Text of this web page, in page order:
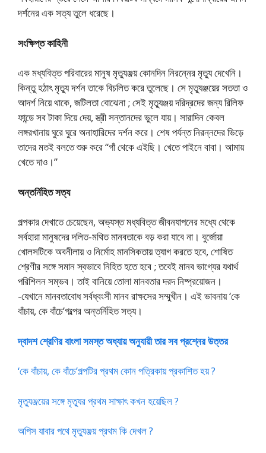
দর্শনের এক সত্য তুলে ধরেছে।
সংক্ষিপ্ত কাহিনী
এক মধ্যবিত্ত পরিবারের মানুষ মৃত্যুঞ্জয় কোনদিন নিরন্নের মৃত্যু দেখেনি।
কিন্তু হঠাৎ মৃত্যু দর্শন তাকে বিচলিত করে তুলেছে। সে মৃত্যুঞ্জয়ের সততা ও
আদর্শ নিয়ে থাকে, জটিলতা বোঝেনা ; সেই মৃত্যুঞ্জয় দরিদ্রদের জন্য রিলিফ
ফান্ডে সব টাকা দিয়ে দেয়, স্ত্রী সন্তানদের ভুলে যায়। সারাদিন কেবল
লঙ্গরখানায় ঘুরে ঘুরে অনাহারিদের দর্শন করে। শেষ পর্যন্ত নিরন্নদের ভিড়ে
তাদের মতই বলতে শুরু করে “গাঁ থেকে এইছি। খেতে পাইনে বাবা। আমায়
খেতে দাও।”
অন্তর্নিহিত সত্য
গল্পকার দেখাতে চেয়েছেন, অভ্যস্ত মধ্যবিত্ত জীবনযাপনের মধ্যে থেকে
সর্বহারা মানুষদের দলিত-মথিত মানবতাকে বড় করা যাবে না। বুর্জোয়া
খোলসটিকে অবনীলায় ও নির্মোহ মানসিকতায় ত্যাগ করতে হবে, শোষিত
শ্রেণীর সঙ্গে সমান স্বভাবে নিহিত হতে হবে ; তবেই মানব ভাগ্যের যথার্থ
পরিশিলন সম্ভব। তাই বানিয়ে তোলা মানবতার দরদ নিষ্প্রয়োজন।
-যেখানে মানবতাবোধ সর্বধ্বংসী মানব রাক্ষসের সম্মুখীন। এই ভাবনায় ‘কে
বাঁচায়, কে বাঁচে’গল্পের অন্তর্নিহিত সত্য।
দ্বাদশ শ্রেণির বাংলা সমস্ত অধ্যায় অনুযায়ী তার সব প্রশ্নের উত্তর
‘কে বাঁচায়, কে বাঁচে’গল্পটির প্রথম কোন পত্রিকায় প্রকাশিত হয় ?
মৃত্যুঞ্জয়ের সঙ্গে মৃত্যুর প্রথম সাক্ষাৎ কখন হয়েছিল ?
অপিস যাবার পথে মৃত্যুঞ্জয় প্রথম কি দেখল ?